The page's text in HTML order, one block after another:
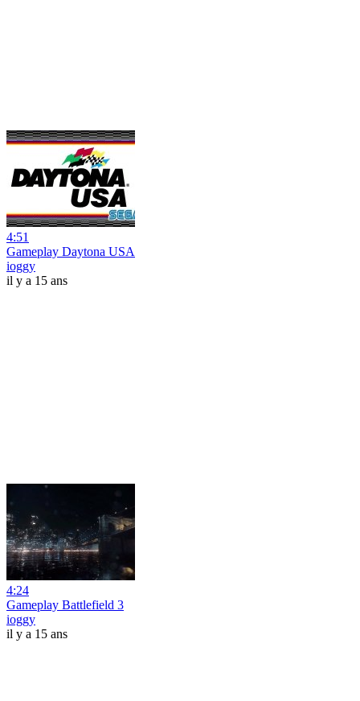
4:51
Gameplay Daytona USA
ioggy
il y a 15 ans
4:24
Gameplay Battlefield 3
ioggy
il y a 15 ans